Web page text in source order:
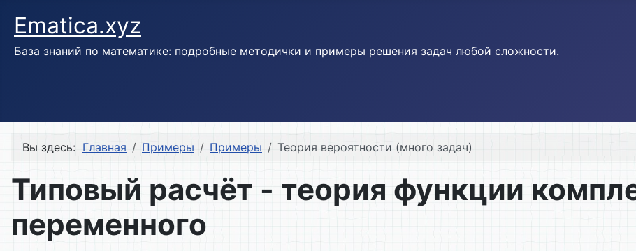
Ematica.xyz
База знаний по математике: подробные методички и примеры решения задач любой сложности.
Вы здесь: Главная Примеры Примеры Теория вероятности (много задач)
Типовый расчёт - теория функции
переменного